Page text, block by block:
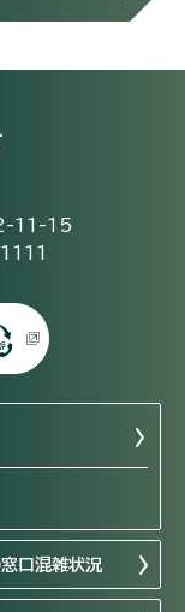
2-11-15
口混雑状況